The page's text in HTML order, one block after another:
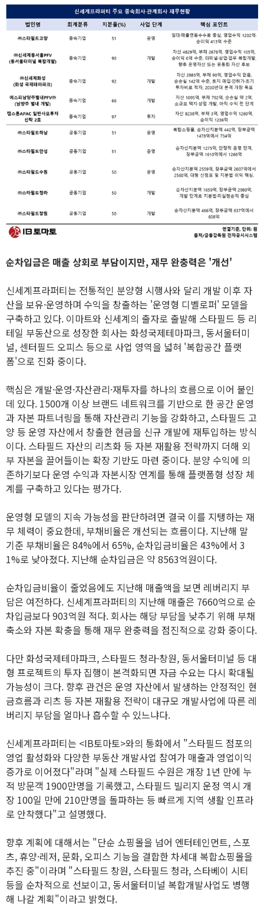
순차입금은 매출 상회로 부담이지만, 재무 완충력은 '개선'
신세계프라퍼티는 전통적인 분양형 시행사와 달리 개발 이후 자
산을 보유·운영하며 수익을 창출하는 '운영형 디벨로퍼' 모델을
구축하고 있다. 이마트와 신세계의 출자로 출발해 스타필드 등 리
테일 부동산으로 성장한 회사는 화성국제테마파크, 동서울터미
널, 센터필드 오피스 등으로 사업 영역을 넓혀 '복합공간 플랫
폼'으로 진화 중이다.
핵심은 개발·운영·자산관리·재투자를 하나의 흐름으로 이어 붙인
데 있다. 1500개 이상 브랜드 네트워크를 기반으로 한 공간 운영
과 자본 파트너링을 통해 자산관리 기능을 강화하고, 스타필드 고
양 등 운영 자산에서 창출한 현금을 신규 개발에 재투입하는 방식
이다. 스타필드 자산의 리츠화 등 자본 재활용 전략까지 더해 외
부 자본을 끌어들이는 확장 기반도 마련 중이다. 분양 수익에 의
존하기보다 운영 수익과 자본시장 연계를 통해 플랫폼형 성장 체
계를 구축하고 있다는 평가다.
운영형 모델의 지속 가능성을 판단하려면 결국 이를 지탱하는 재
무 체력이 중요한데, 부채비율은 개선되는 흐름이다. 지난해 말
기준 부채비율은 84%에서 65%, 순차입금비율은 43%에서 3
1%로 낮아졌다. 지난해 순차입금은 약 8563억원이다.
순차입금비율이 줄었음에도 지난해 매출액을 보면 레버리지 부
담은 여전하다. 신세계프라퍼티의 지난해 매출은 7660억으로 순
차입금보다 903억원 적다. 회사는 해당 부담을 낮추기 위해 부채
축소와 자본 확충을 통해 재무 완충력을 점진적으로 강화 중이다.
다만 화성국제테마파크, 스타필드 청라·창원, 동서울터미널 등 대
형 프로젝트의 투자 집행이 본격화되면 자금 수요는 다시 확대될
가능성이 크다. 향후 관건은 운영 자산에서 발생하는 안정적인 현
금흐름과 리츠 등 자본 재활용 전략이 대규모 개발사업에 따른 레
버리지 부담을 얼마나 흡수할 수 있느냐다.
신세계프라퍼티는 <IB토마토>와의 통화에서 "스타필드 점포의
영업 활성화와 다양한 부동산 개발사업 참여가 매출과 영업이익
증가로 이어졌다"라며 "실제 스타필드 수원은 개장 1년 만에 누
적 방문객 1900만명을 기록했고, 스타필드 빌리지 운정 역시 개
장 100일 만에 210만명을 돌파하는 등 빠르게 지역 생활 인프라
로 안착했다"고 설명했다.
향후 계획에 대해서는 "단순 쇼핑몰을 넘어 엔터테인먼트, 스포
츠, 휴양·레저, 문화, 오피스 기능을 결합한 차세대 복합쇼핑몰을
추진 중"이라며 "스타필드 창원, 스타필드 청라, 스타베이 시티
등을 순차적으로 선보이고, 동서울터미널 복합개발사업도 병행
해 나갈 계획"이라고 밝혔다.